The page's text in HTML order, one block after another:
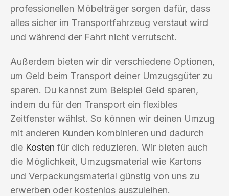
professionellen Möbelträger sorgen dafür, dass
alles sicher im Transportfahrzeug verstaut wird
und während der Fahrt nicht verrutscht.
Außerdem bieten wir dir verschiedene Optionen,
um Geld beim Transport deiner Umzugsgüter zu
sparen. Du kannst zum Beispiel Geld sparen,
indem du für den Transport ein flexibles
Zeitfenster wählst. So können wir deinen Umzug
mit anderen Kunden kombinieren und dadurch
die Kosten für dich reduzieren. Wir bieten auch
die Möglichkeit, Umzugsmaterial wie Kartons
und Verpackungsmaterial günstig von uns zu
erwerben oder kostenlos auszuleihen.